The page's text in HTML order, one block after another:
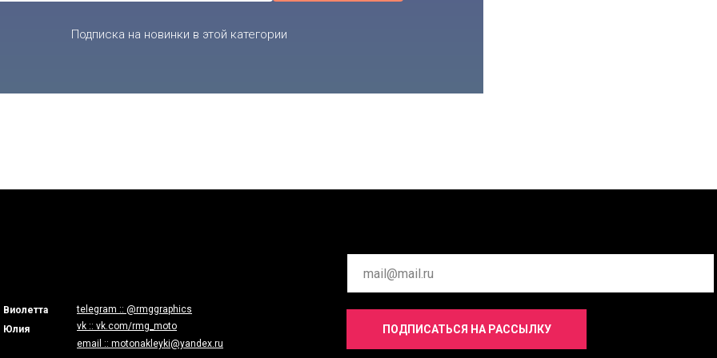
Подписка на новинки в этой категории
Юлия
email :: motonakleyki@yandex.ru
vk :: vk.com/rmg_moto
telegram :: @rmggraphics
ПОДПИСАТЬСЯ НА РАССЫЛКУ